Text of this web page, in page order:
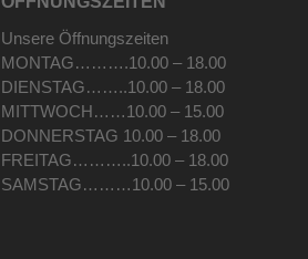
Unsere Öffnungszeiten
MONTAG……….10.00 – 18.00
DIENSTAG……..10.00 – 18.00
MITTWOCH……10.00 – 15.00
DONNERSTAG 10.00 – 18.00
FREITAG………..10.00 – 18.00
SAMSTAG………10.00 – 15.00